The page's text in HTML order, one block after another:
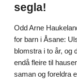
segla!
Odd Arne
for barn i Åsane:
blomstra i to år, og
endå fleire til
saman og foreldra